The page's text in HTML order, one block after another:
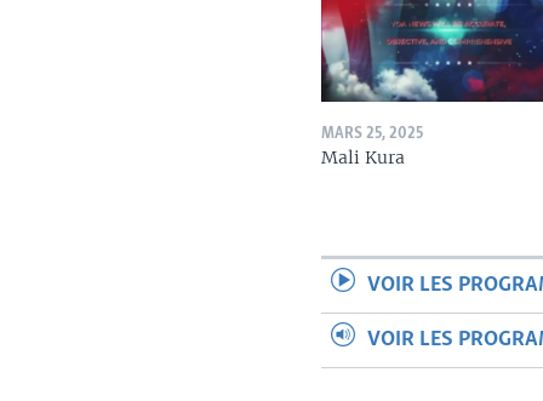
MARS 25, 2025
Mali Kura
VOIR LES
VOIR LES